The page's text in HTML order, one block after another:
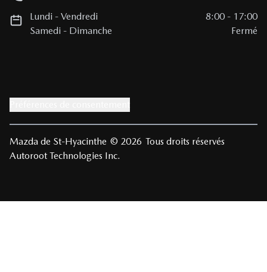
Lundi -Vendredi 8:00 - 17:00
Samedi - Dimanche Fermé
Mazda de St-Hyacinthe © 2026 Tous droits réservés
Autoroot Technologies Inc.